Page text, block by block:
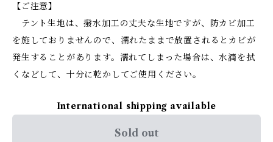
【ご注意】
テント生地は、撥水加工の丈夫な生地ですが、防カビ加工
を施しておりませんので、濡れたままで放置されるとカビが
発生することがあります。濡れてしまった場合は、水滴を拭
くなどして、十分に乾かしてご使用ください。
International shipping available
Sold out